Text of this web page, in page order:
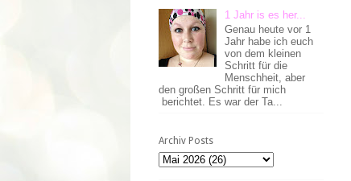
1 Jahr is es her...
Genau heute vor 1
Jahr habe ich euch
von dem kleinen
Schritt für die
Menschheit, aber
den großen Schritt für mich
berichtet. Es war der Ta...
Archiv Posts